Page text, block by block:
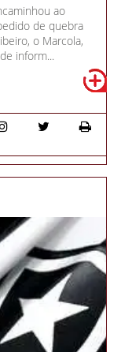
ao
de quebra
o Marcola,
inform...